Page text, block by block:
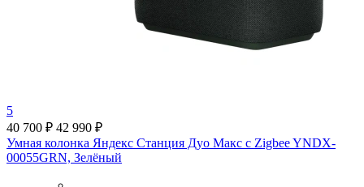
5
40 700 ₽ 42 990 ₽
Умная колонка Яндекс Станция Дуо Макс c Zigbee YNDX-
00055GRN, Зелёный